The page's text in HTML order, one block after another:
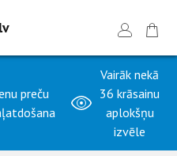
preču
Vairāk nekā
36 krāsainu
aplokšņu
izvēle